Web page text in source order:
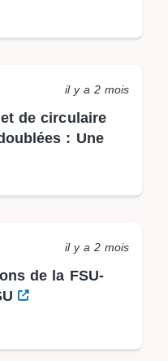
il y a 2 mois
de circulaire
: Une
il y a 2 mois
de la FSU-